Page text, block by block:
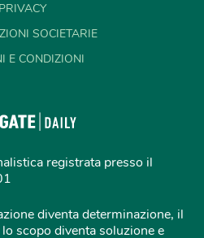
PRIVACY
SOCIETARIE
E CONDIZIONI
registrata presso il
diventa determinazione, il
scopo diventa soluzione e